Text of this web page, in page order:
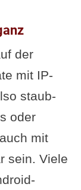
der
mit IP-
staub-
oder
mit
sein. Viele